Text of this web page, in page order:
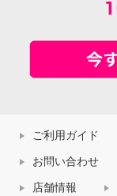
ご利用ガイド
お問い合わせ
店舗情報